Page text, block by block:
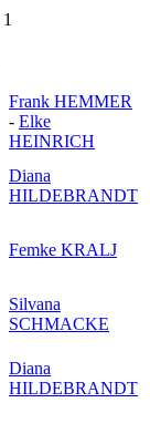
1
Frank HEMMER
- Elke
HEINRICH
Diana
HILDEBRANDT
Femke KRALJ
Silvana
SCHMACKE
Diana
HILDEBRANDT